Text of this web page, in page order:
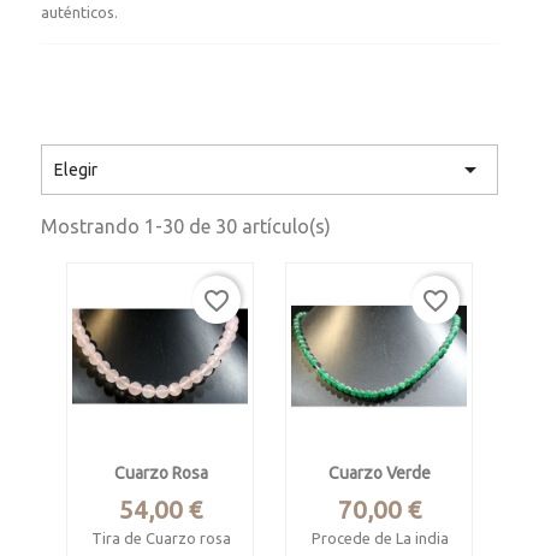
auténticos.
Elegir 
Mostrando 1-30 de 30 artículo(s)
Cuarzo Rosa
Precio
54,00 €
Tira de Cuarzo rosa
favorite_border
Cuarzo Verde
Precio
70,00 €
Procede de La india
favorite_border